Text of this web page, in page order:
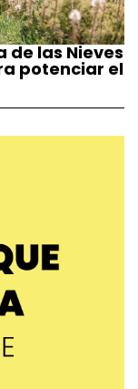
de las Nieves
potenciar el